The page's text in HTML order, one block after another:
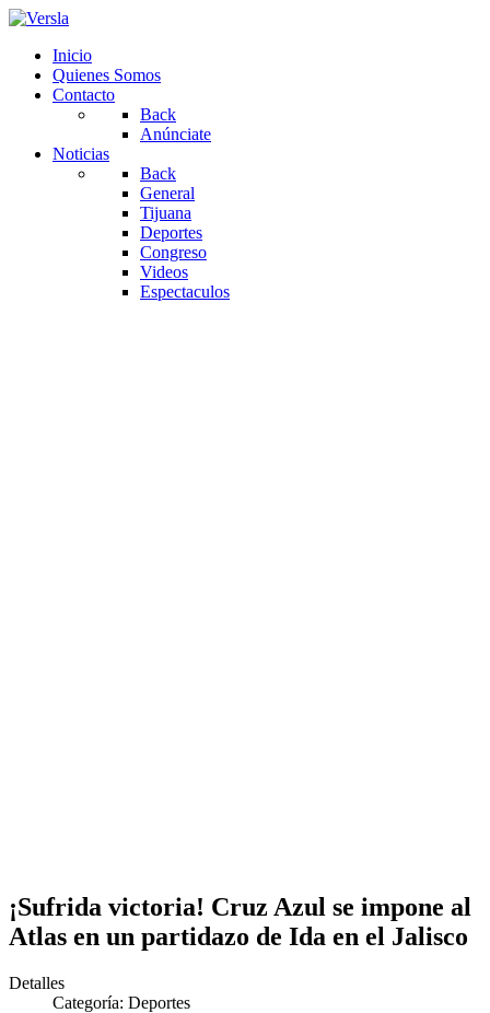
Inicio
Quienes Somos
Contacto
Back
Anúnciate
Noticias
Back
General
Tijuana
Deportes
Congreso
Videos
Espectaculos
¡Sufrida victoria! Cruz Azul se impone al
Atlas en un partidazo de Ida en el Jalisco
Detalles
Categoría: Deportes